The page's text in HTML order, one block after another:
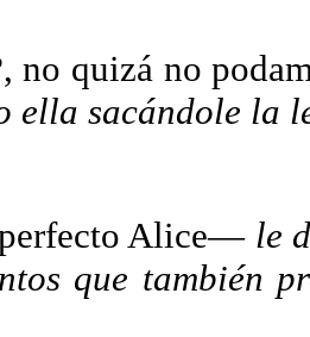
quizá no
ella sacándole la
Alice—le
que